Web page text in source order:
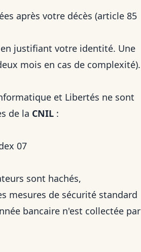
après votre décès (article 85
en justifiant votre identité. Une
mois en cas de complexité).
et Libertés ne sont
de la CNIL :
07
sont hachés,
mesures de sécurité standard
bancaire n'est collectée par